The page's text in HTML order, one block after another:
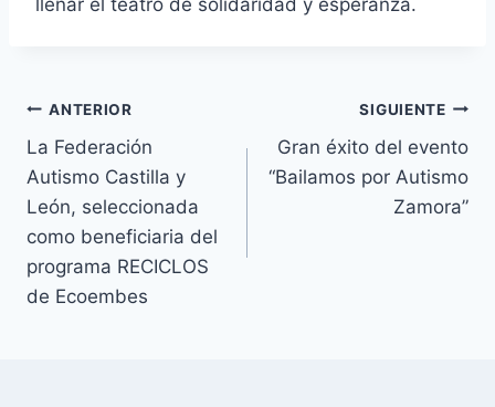
llenar el teatro de solidaridad y esperanza.
Navegación
de
entradas
ANTERIOR
La Federación
Autismo Castilla y
León, seleccionada
como beneficiaria del
programa RECICLOS
de Ecoembes
SIGUIENTE
Gran éxito del evento
“Bailamos por Autismo
Zamora”